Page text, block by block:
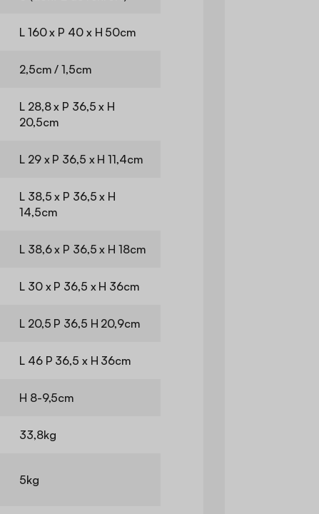
L 160 x P 40 x H 50cm
2,5cm / 1,5cm
L 28,8 x P 36,5 x H
20,5cm
L 29 x P 36,5 x H 11,4cm
L 38,5 x P 36,5 x H
14,5cm
L 38,6 x P 36,5 x H 18cm
L 30 x P 36,5 x H 36cm
L 20,5 P 36,5 H 20,9cm
L 46 P 36,5 x H 36cm
H 8-9,5cm
33,8kg
5kg